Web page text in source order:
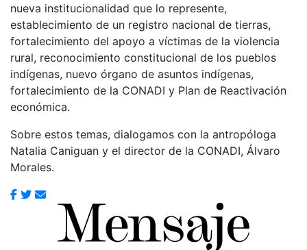
nueva institucionalidad que lo represente,
establecimiento de un registro nacional de tierras,
fortalecimiento del apoyo a víctimas de la violencia
rural, reconocimiento constitucional de los pueblos
indígenas, nuevo órgano de asuntos indígenas,
fortalecimiento de la CONADI y Plan de Reactivación
económica.
Sobre estos temas, dialogamos con la antropóloga
Natalia Caniguan y el director de la CONADI, Álvaro
Morales.